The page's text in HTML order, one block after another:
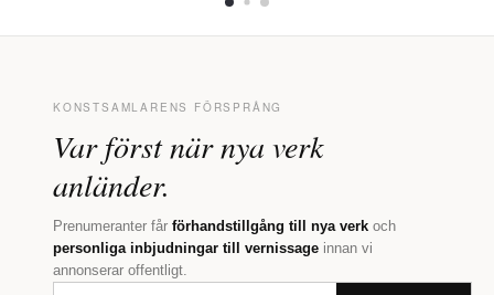
KONSTSAMLARENS FÖRSPRÅNG
Var först när nya verk
anländer.
Prenumeranter får förhandstillgång till nya verk och
personliga inbjudningar till vernissage innan vi
annonserar offentligt.